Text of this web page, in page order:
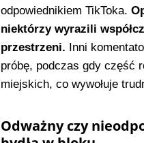
odpowiednikiem TikToka.
niektórzy wyrazili
przestrzeni. Inni
próbę, podczas gdy część
miejskich, co wywołuje
Odważny czy